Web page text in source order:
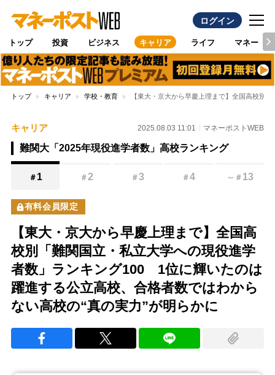
ログイン
トップ 投資 ビジネス キャリア ライフ マネー
トップ キャリア 学校・教育 【東大・京大から早慶上理まで】全国高校別
キャリア 2025.08.03 11:01 マネーポストWEB
難関大「2025年現役進学者数」高校ランキング
＃ 1 ＃2 ＃3 ＃4 ～ ＃ 13
有料会員限定
【東大・京大から早慶上理まで】全国高
校別「難関国立・私立大学への現役進学
者数」ランキング100 1位に輝いたのは
躍進する公立高校、合格者数ではわから
ない高校の“真の実力”が明らかに